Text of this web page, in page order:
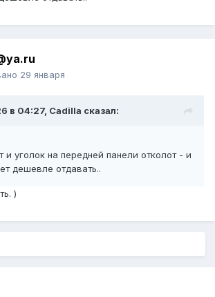
29 января
в 04:27, Cadilla сказал:
и уголок на передней панели отколот - и
дешевле отдавать..
)